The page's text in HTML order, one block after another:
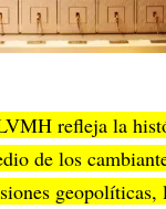
refleja la
de los
geopolíticas,